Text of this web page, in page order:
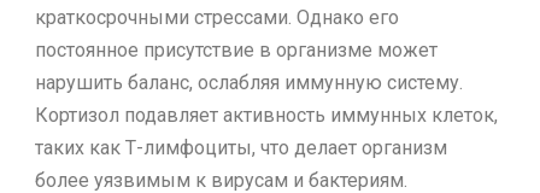
краткосрочными стрессами. Однако его
постоянное присутствие в организме может
нарушить баланс, ослабляя иммунную систему.
Кортизол подавляет активность иммунных клеток,
таких как Т-лимфоциты, что делает организм
более уязвимым к вирусам и бактериям.